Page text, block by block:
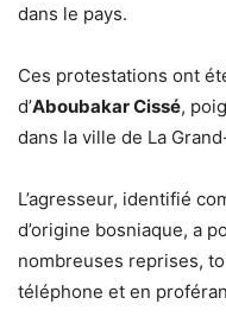
dans le pays.
Ces protestations ont
d’Aboubakar Cissé,
dans la ville de La
L’agresseur, identifié
d’origine bosniaque, a
nombreuses reprises,
téléphone et en